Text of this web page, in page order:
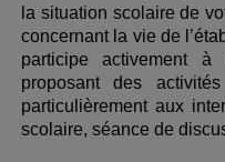
la situation scolaire de
concernant la vie de
participe activement
proposant des
particulièrement aux
scolaire, séance de